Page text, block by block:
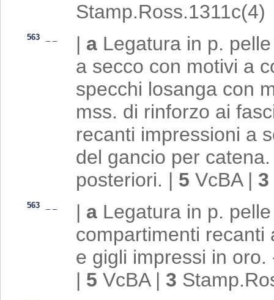
Stamp.Ross.1311c(4)
563 | a Legatura in p.
a secco con motivi a
specchi losanga con
mss. di rinforzo ai
recanti impressioni a
del gancio per
posteriori. | 5 VcBA | 3
563 | a Legatura in p.
compartimenti recanti
e gigli impressi in
| 5 VcBA | 3